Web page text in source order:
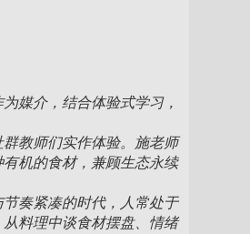
媒介，结合体验式学习，
教师们实作体验。施老师
机的食材，兼顾生态永续
奏紧凑的时代，人常处于
料理中谈食材摆盘、情绪